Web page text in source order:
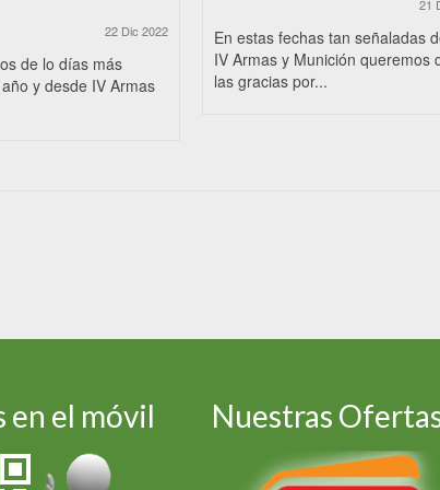
22 Dic 2022
de lo días más
y desde IV Armas
21
En estas fechas tan señaladas
IV Armas y Munición queremos
las gracias por...
en el móvil Nuestras